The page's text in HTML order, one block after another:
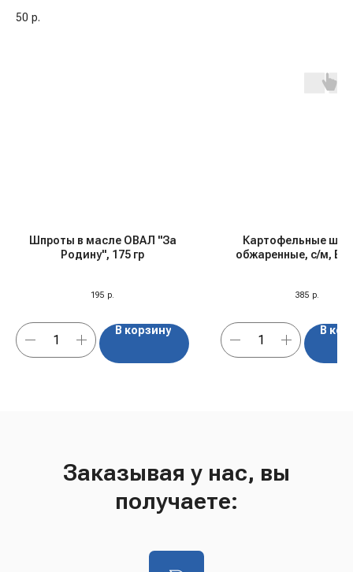
50 р.
Шпроты в масле ОВАЛ "За
Родину", 175 гр
195 р.
В корзину
Картофельные
обжаренные, с/м,
385 р.
В
Заказывая у нас, вы
получаете: